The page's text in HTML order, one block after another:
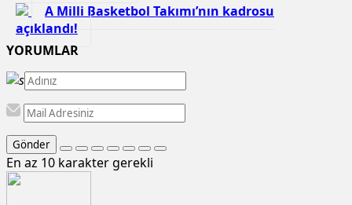
A Milli Basketbol Takımı’nın kadrosu
açıklandı!
YORUMLAR
Gönder
En az 10 karakter gerekli